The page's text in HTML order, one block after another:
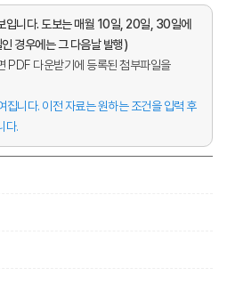
입니다. 도보는 매월 10일, 20일, 30일에
경우에는 그 다음날 발행)
PDF 다운받기에 등록된 첨부파일을
집니다. 이전 자료는 원하는 조건을 입력 후
다.